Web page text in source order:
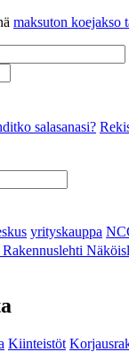
maksuton koejakso
salasanasi?
yrityskauppa
Kiinteistöt